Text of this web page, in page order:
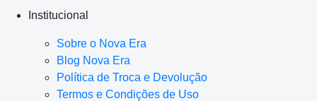
Institucional
Sobre o Nova Era
Blog Nova Era
Política de Troca e Devolução
Termos e Condições de Uso